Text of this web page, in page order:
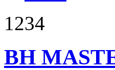
1234
BH